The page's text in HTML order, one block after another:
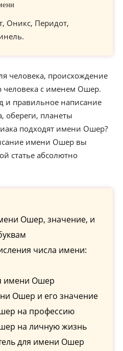
Оникс, Перидот,
человека, происхождение
человека с именем Ошер.
и правильное написание
обереги, планеты
подходят имени Ошер?
имени Ошер вы
статье абсолютно
Ошер, значение, и
числа имени:
имени Ошер
Ошер и его значение
на профессию
на личную жизнь
для имени Ошер